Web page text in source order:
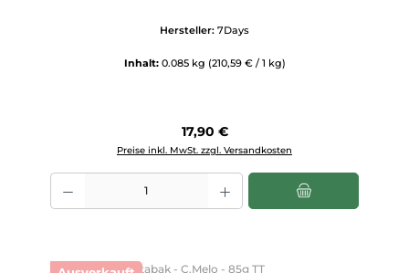
Hersteller: 7Days
Inhalt: 0.085 kg (210,59 € / 1 kg)
Regulärer Preis:
17,90 €
Preise inkl. MwSt. zzgl. Versandkosten
Produkt Anzahl: Gib den gewünschten Wert ein oder benutze die